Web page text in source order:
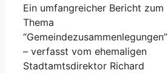
Ein umfangreicher Bericht zum
Thema
“Gemeindezusammenlegungen”
– verfasst vom ehemaligen
Stadtamtsdirektor Richard